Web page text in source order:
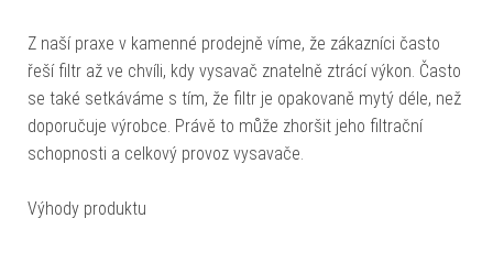
Z naší praxe v kamenné prodejně víme, že zákazníci často
řeší filtr až ve chvíli, kdy vysavač znatelně ztrácí výkon. Často
se také setkáváme s tím, že filtr je opakovaně mytý déle, než
doporučuje výrobce. Právě to může zhoršit jeho filtrační
schopnosti a celkový provoz vysavače.
Výhody produktu